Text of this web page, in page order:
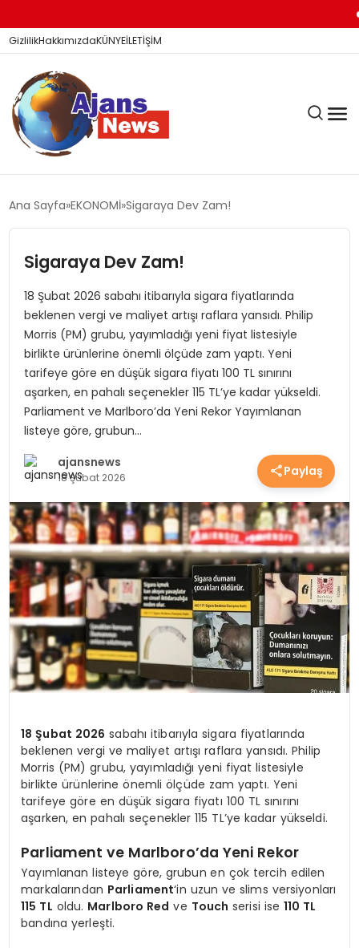
GizlilikHakkımızdaKÜNYEİLETİŞİM
KÖŞE YAZILARI
SİYASET
DÜNYA
YEREL HABERLER
EKONOMİ
EĞİTİM
GÜNDEM
SAĞLIK
SPOR
Ana Sayfa EKONOMİ Sigaraya Dev Zam!
Sigaraya Dev Zam!
18 Şubat 2026 sabahı itibarıyla sigara fiyatlarında
beklenen vergi ve maliyet artışı raflara yansıdı. Philip
Morris (PM) grubu, yayımladığı yeni fiyat listesiyle
birlikte ürünlerine önemli ölçüde zam yaptı. Yeni
tarifeye göre en düşük sigara fiyatı 100 TL sınırını
aşarken, en pahalı seçenekler 115 TL’ye kadar yükseldi. ​
Parliament ve Marlboro’da Yeni Rekor ​Yayımlanan
listeye göre, grubun…
ajansnews
18 Şubat 2026 Paylaş
18 Şubat 2026 sabahı itibarıyla sigara fiyatlarında
beklenen vergi ve maliyet artışı raflara yansıdı. Philip
Morris (PM) grubu, yayımladığı yeni fiyat listesiyle
birlikte ürünlerine önemli ölçüde zam yaptı. Yeni
tarifeye göre en düşük sigara fiyatı 100 TL sınırını
aşarken, en pahalı seçenekler 115 TL’ye kadar yükseldi.
​Parliament ve Marlboro’da Yeni Rekor
​Yayımlanan listeye göre, grubun en çok tercih edilen
markalarından Parliament‘in uzun ve slims versiyonları
115 TL oldu. Marlboro Red ve Touch serisi ise 110 TL
bandına yerleşti.